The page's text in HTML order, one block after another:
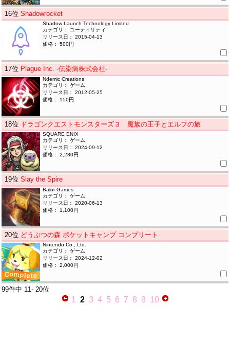
16位Shadowrocket
Shadow Launch Technology Limited
カテゴリ： ユーティリティ
リリース日： 2015-04-13
価格： 500円
17位 Plague Inc. -伝染病株式会社-
Ndemic Creations
カテゴリ： ゲーム
リリース日： 2012-05-25
価格： 150円
18位 ドラゴンクエストモンスターズ３ 魔族の王子とエルフの旅
SQUARE ENIX
カテゴリ： ゲーム
リリース日： 2024-09-12
価格： 2,280円
19位Slay the Spire
Balor Games
カテゴリ： ゲーム
リリース日： 2020-06-13
価格： 1,100円
20位 どうぶつの森 ポケットキャンプ コンプリート
Nintendo Co., Ltd.
カテゴリ： ゲーム
リリース日： 2024-12-02
価格： 2,000円
99件中 11- 20位
1 2 3 4 5 6 7 8 9 10